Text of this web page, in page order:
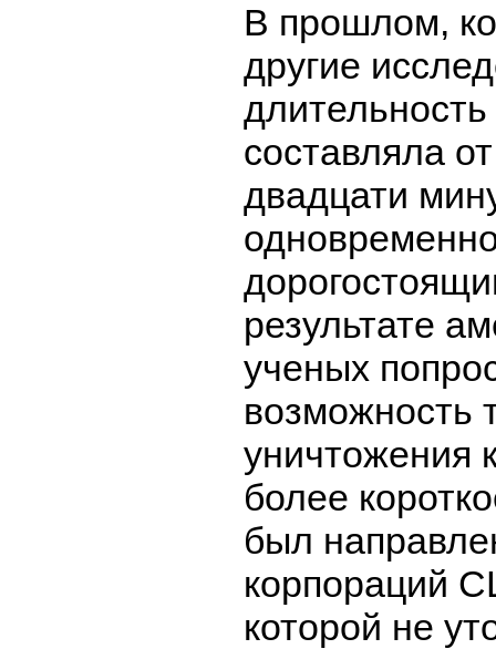
В прошлом,
другие
составляла
двадцати
результате
ученых
возможность
уничтожения
более
был
корпораций
которой не